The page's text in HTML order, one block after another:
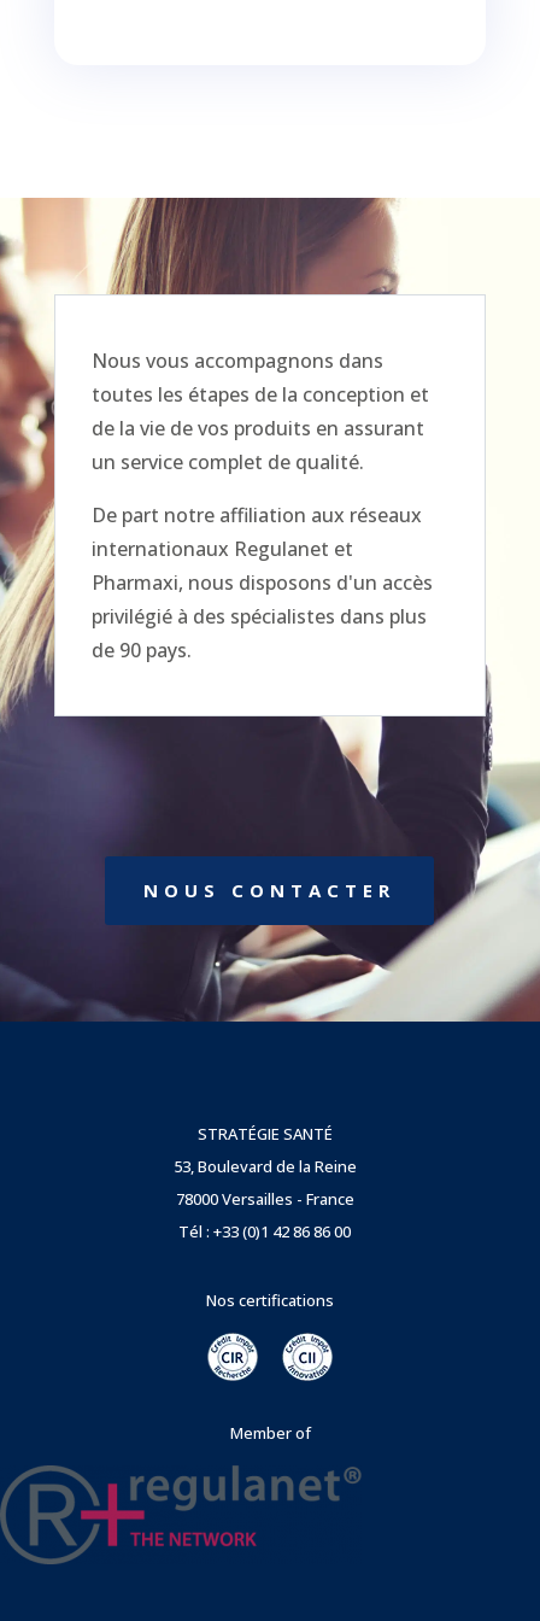
Nous vous accompagnons dans
toutes les étapes de la conception et
de la vie de vos produits en assurant
un service complet de qualité.
De part notre affiliation aux réseaux
internationaux Regulanet et
Pharmaxi, nous disposons d'un accès
privilégié à des spécialistes dans plus
de 90 pays.
NOUS CONTACTER
STRATÉGIE SANTÉ
53, Boulevard de la Reine
78000 Versailles - France
Tél : +33 (0)1 42 86 86 00
Nos certifications
Member of